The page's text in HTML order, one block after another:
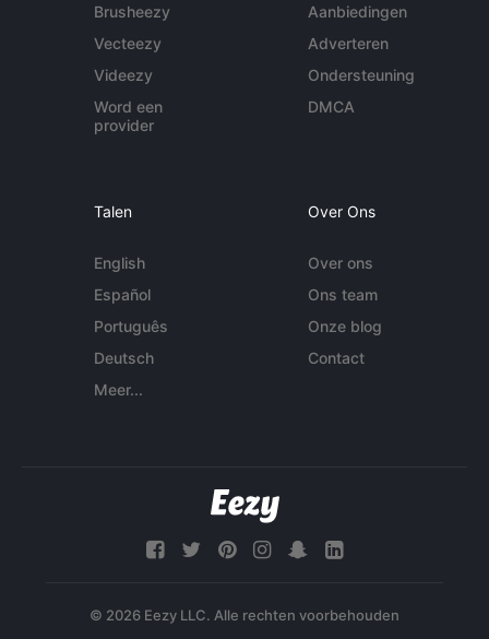
Brusheezy
Vecteezy
Videezy
Word een
provider
Aanbiedingen
Adverteren
Ondersteuning
DMCA
Talen
English
Español
Português
Deutsch
Meer...
Over Ons
Over ons
Ons team
Onze blog
Contact
© 2026 Eezy LLC. Alle rechten voorbehouden